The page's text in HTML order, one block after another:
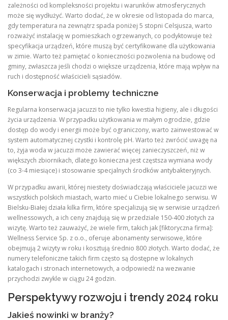
zależności od kompleksności projektu i warunków atmosferycznych
może się wydłużyć. Warto dodać, że w okresie od listopada do marca,
gdy temperatura na zewnątrz spada poniżej 5 stopni Celsjusza, warto
rozważyć instalację w pomieszkach ogrzewanych, co podyktowuje też
specyfikacja urządzeń, które muszą być certyfikowane dla użytkowania
w zimie. Warto też pamiętać o konieczności pozwolenia na budowę od
gminy, zwłaszcza jeśli chodzi o większe urządzenia, które mają wpływ na
ruch i dostępność właścicieli sąsiadów.
Konserwacja i problemy techniczne
Regularna konserwacja jacuzzi to nie tylko kwestia higieny, ale i długości
życia urządzenia. W przypadku użytkowania w małym ogrodzie, gdzie
dostęp do wody i energii może być ograniczony, warto zainwestować w
system automatycznej czystki i kontrolę pH. Warto też zwrócić uwagę na
to, żyja woda w jacuzzi może zawierać więcej zanieczyszczeń, niż w
większych zbiornikach, dlatego konieczna jest częstsza wymiana wody
(co 3-4 miesiące) i stosowanie specjalnych środków antybakteryjnych.
W przypadku awarii, której niestety doświadczają właściciele jacuzzi we
wszystkich polskich miastach, warto mieć u Ciebie lokalnego serwisu. W
Bielsku-Białej działa kilka firm, które specjalizują się w serwisie urządzeń
wellnessowych, a ich ceny znajdują się w przedziale 150-400 złotych za
wizytę. Warto też zauważyć, że wiele firm, takich jak [fiktoryczna firma]:
Wellness Service Sp. z o.o., oferuje abonamenty serwisowe, które
obejmują 2 wizyty w roku i kosztują średnio 800 złotych. Warto dodać, że
numery telefoniczne takich firm często są dostępne w lokalnych
katalogach i stronach internetowych, a odpowiedź na wezwanie
przychodzi zwykle w ciągu 24 godzin.
Perspektywy rozwoju i trendy 2024 roku
Jakieś nowinki w branży?